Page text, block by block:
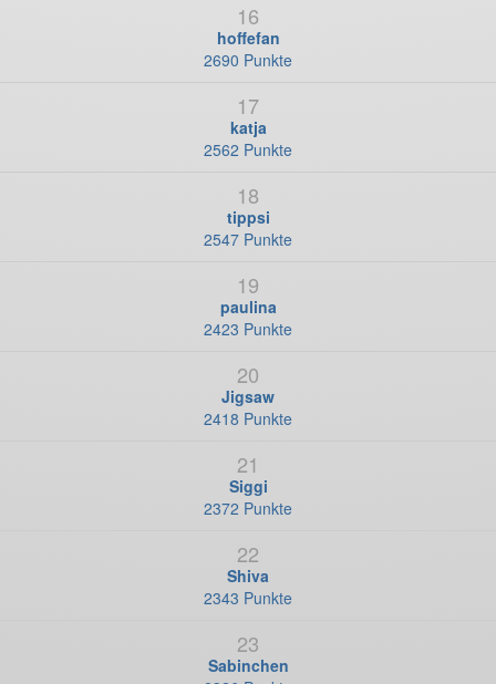
16
hoffefan
2690 Punkte
17
katja
2562 Punkte
18
tippsi
2547 Punkte
19
paulina
2423 Punkte
20
Jigsaw
2418 Punkte
21
Siggi
2372 Punkte
22
Shiva
2343 Punkte
23
Sabinchen